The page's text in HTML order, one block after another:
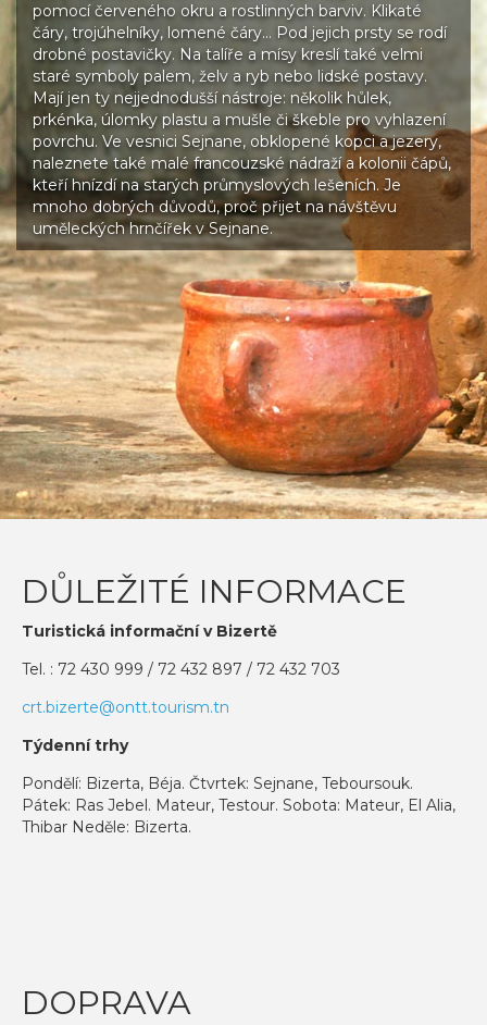
pomocí červeného okru a rostlinných barviv. Klikaté
čáry, trojúhelníky, lomené čáry… Pod jejich prsty se rodí
drobné postavičky. Na talíře a mísy kreslí také velmi
staré symboly palem, želv a ryb nebo lidské postavy.
Mají jen ty nejjednodušší nástroje: několik hůlek,
prkénka, úlomky plastu a mušle či škeble pro vyhlazení
povrchu. Ve vesnici Sejnane, obklopené kopci a jezery,
naleznete také malé francouzské nádraží a kolonii čápů,
kteří hnízdí na starých průmyslových lešeních. Je
mnoho dobrých důvodů, proč přijet na návštěvu
uměleckých hrnčířek v Sejnane.
DŮLEŽITÉ INFORMACE
Turistická informační v Bizertě
Tel. : 72 430 999 / 72 432 897 / 72 432 703
crt.bizerte@ontt.tourism.tn
Týdenní trhy
Pondělí: Bizerta, Béja. Čtvrtek: Sejnane, Teboursouk.
Pátek: Ras Jebel. Mateur, Testour. Sobota: Mateur, El Alia,
Thibar Neděle: Bizerta.
DOPRAVA